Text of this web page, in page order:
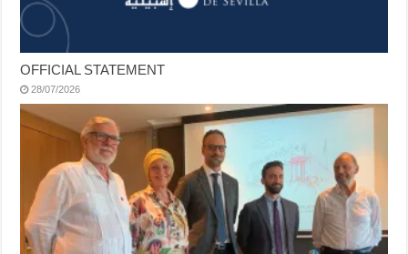
OFFICIAL STATEMENT
28/07/2026